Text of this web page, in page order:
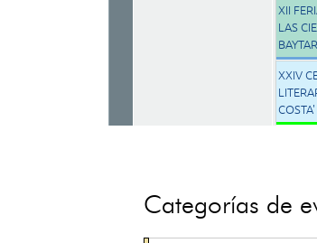
XII
LAS
BAYTAR
XXIV
COSTA'
Categorías de